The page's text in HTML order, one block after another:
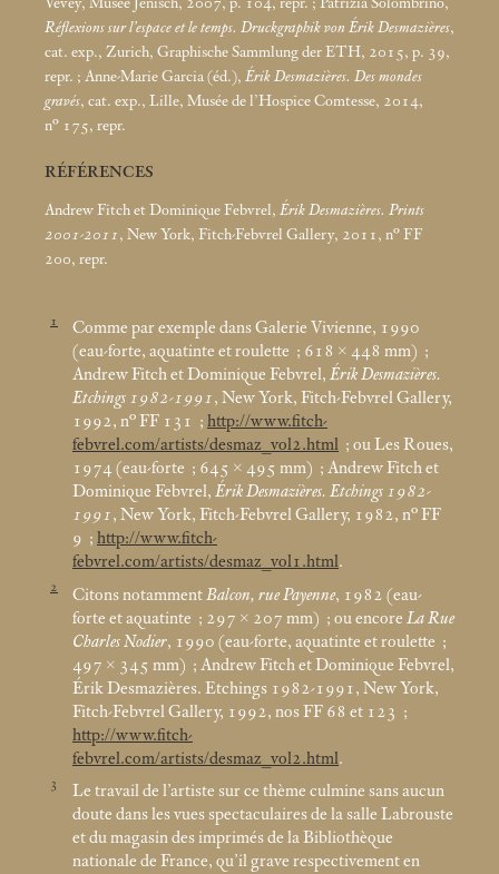
Réflexions sur l’espace et le temps. Druckgraphik von Érik Desmazières,
cat. exp., Zurich, Graphische Sammlung der ETH, 2015, p. 39,
repr. ; Anne-Marie Garcia (éd.), Érik Desmazières. Des mondes
gravés, cat. exp., Lille, Musée de l’Hospice Comtesse, 2014,
n° 175, repr.
RÉFÉRENCES
Andrew Fitch et Dominique Febvrel, Érik Desmazières. Prints
2001-2011, New York, Fitch-Febvrel Gallery, 2011, n° FF
200, repr.
1
Comme par exemple dans Galerie Vivienne, 1990
(eau-forte, aquatinte et roulette ; 618 × 448 mm) ;
Andrew Fitch et Dominique Febvrel, Érik Desmazières.
Etchings 1982-1991, New York, Fitch-Febvrel Gallery,
1992, n° FF 131 ; http://www.fitch-
febvrel.com/artists/desmaz_vol2.html ; ou Les Roues,
1974 (eau-forte ; 645 × 495 mm) ; Andrew Fitch et
Dominique Febvrel, Érik Desmazières. Etchings 1982-
1991, New York, Fitch-Febvrel Gallery, 1982, n° FF
9 ; http://www.fitch-
febvrel.com/artists/desmaz_vol1.html.
2 Citons notammentBalcon, rue Payenne, 1982 (eau-
forte et aquatinte ; 297 × 207 mm) ; ou encore La Rue
Charles Nodier, 1990 (eau-forte, aquatinte et roulette ;
497 × 345 mm) ; Andrew Fitch et Dominique Febvrel,
Érik Desmazières. Etchings 1982-1991, New York,
Fitch-Febvrel Gallery, 1992, nos FF 68 et 123 ;
http://www.fitch-
febvrel.com/artists/desmaz_vol2.html.
3
Le travail de l’artiste sur ce thème culmine sans aucun
doute dans les vues spectaculaires de la salle Labrouste
et du magasin des imprimés de la Bibliothèque
nationale de France, qu’il grave respectivement en